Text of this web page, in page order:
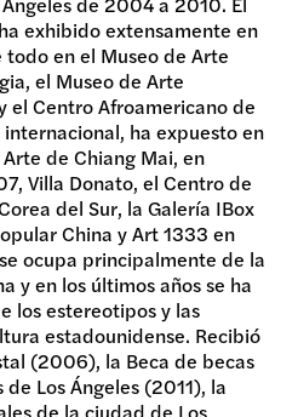
exhibido extensamente en
todo en el Museo de Arte
el Museo de Arte
el Centro Afroamericano de
ha expuesto en
de Chiang Mai, en
Villa Donato, el Centro de
del Sur, la Galería IBox
China y Art 1333 en
ocupa principalmente de la
y en los últimos años se ha
los estereotipos y las
estadounidense. Recibió
(2006), la Beca de becas
Los Ángeles (2011), la
de la ciudad de Los